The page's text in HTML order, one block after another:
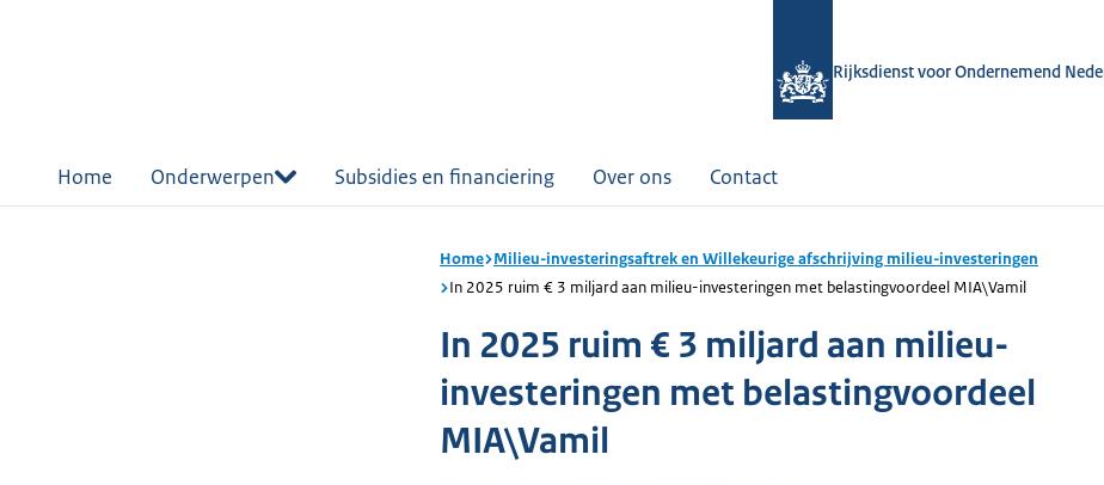
Rijksdienst voor Ondernemend
Home Onderwerpen Subsidies en financiering Over ons Contact
Home Milieu-investeringsaftrek en Willekeurige afschrijving milieu-investeringen
In 2025 ruim € 3 miljard aan milieu-investeringen met belastingvoordeel MIA\Vamil
In 2025 ruim € 3 miljard aan milieu-
investeringen met belastingvoordeel
MIA\Vamil